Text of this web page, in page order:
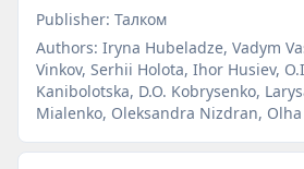
Publisher: Талком
Authors: Iryna Hubeladze, Vadym
Vinkov, Serhii Holota, Ihor Husiev,
Kanibolotska, D.O. Kobrysenko,
Mialenko, Oleksandra Nizdran,